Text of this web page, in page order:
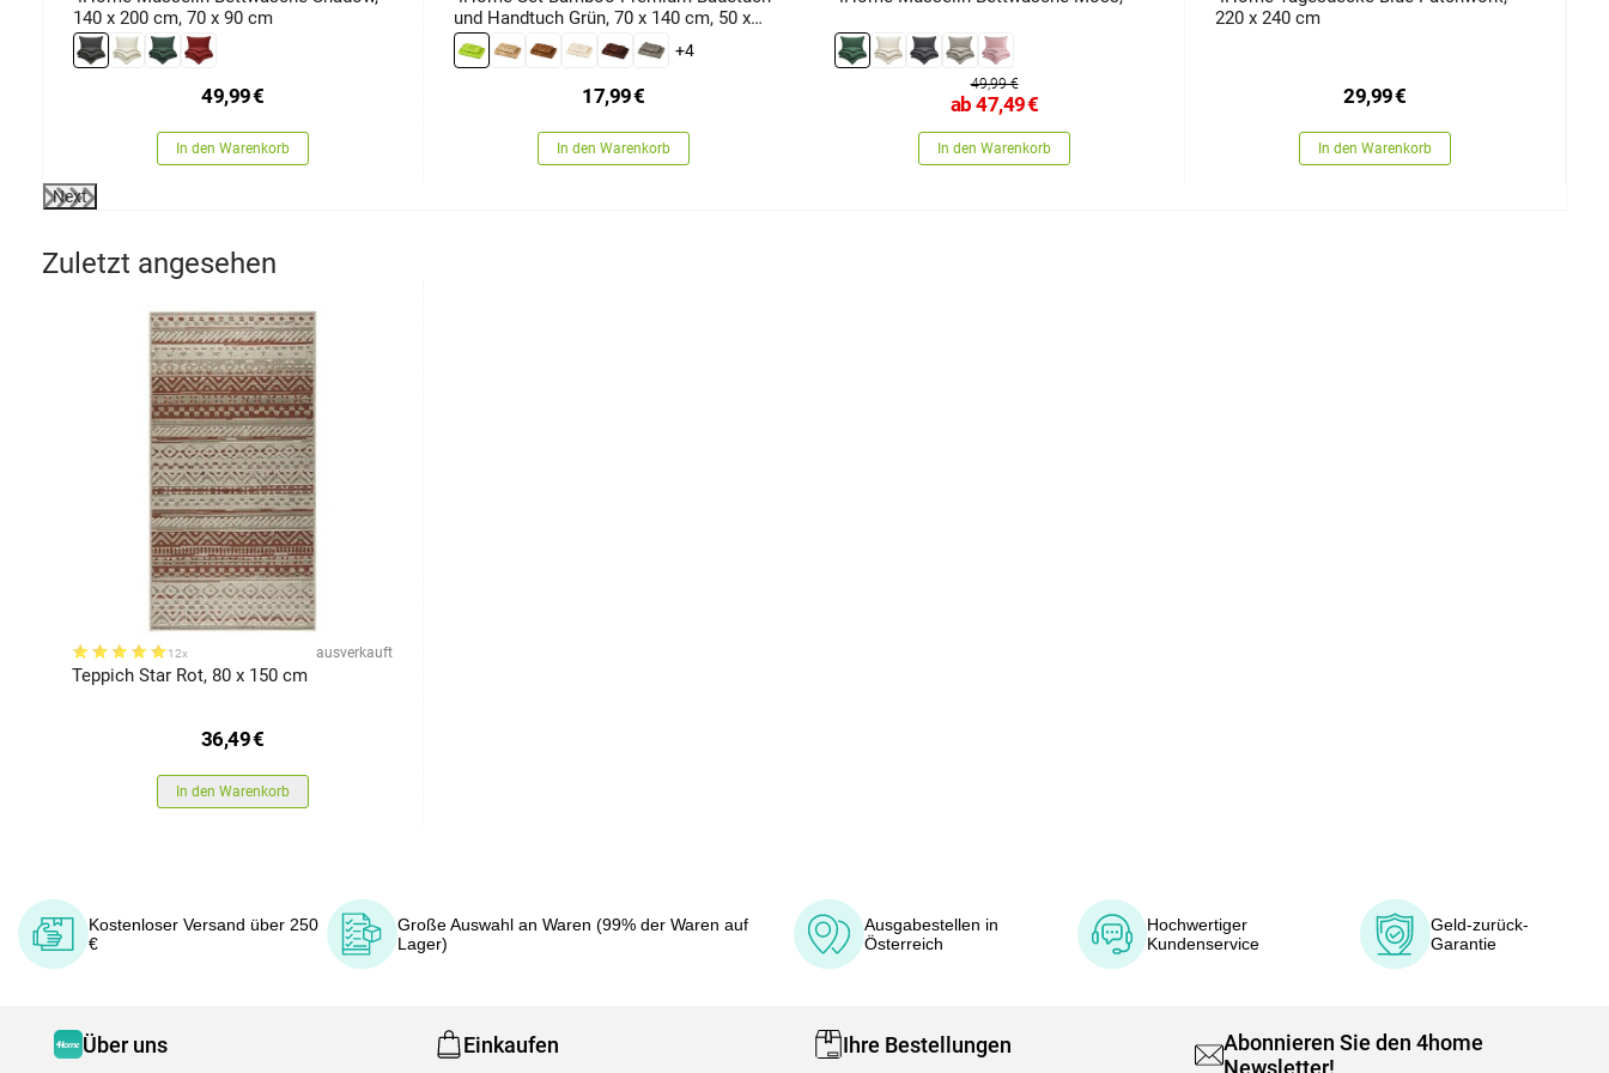
140 x 200 cm, 70 x 90 cm
49,99€
In den Warenkorb
und Handtuch Grün, 70 x 140 cm, 50 x
100 cm
+4
17,99€
In den Warenkorb
49,99 €
ab 47,49€
In den Warenkorb
220 x 240 cm
29,99€
In den Warenkorb
Next
Zuletzt angesehen
12x ausverkauft
Teppich Star Rot, 80 x 150 cm
36,49€
In den Warenkorb
Kostenloser Versand über 250
€
Große Auswahl an Waren (99% der Waren auf
Lager)
Ausgabestellen in
Österreich
Hochwertiger
Kundenservice
Geld-zurück-
Garantie
Über uns Einkaufen Ihre Bestellungen
Abonnieren Sie den 4home
Newsletter!